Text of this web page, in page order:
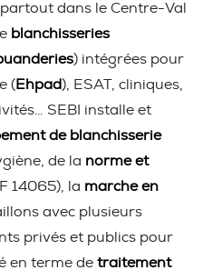
dans le Centre-Val
blanchisseries
) intégrées pour
(Ehpad), ESAT, cliniques,
SEBI installe et
de blanchisserie
de la norme et
14065), la marche en
avec plusieurs
privés et publics pour
en terme de traitement